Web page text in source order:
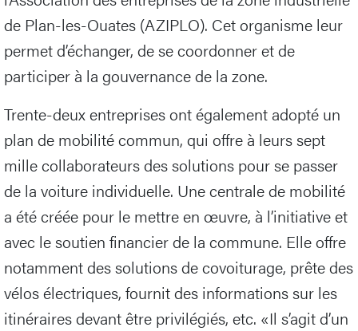
de Plan-les-Ouates (AZIPLO). Cet organisme leur
permet d’échanger, de se coordonner et de
participer à la gouvernance de la zone.
Trente-deux entreprises ont également adopté un
plan de mobilité commun, qui offre à leurs sept
mille collaborateurs des solutions pour se passer
de la voiture individuelle. Une centrale de mobilité
a été créée pour le mettre en œuvre, à l’initiative et
avec le soutien financier de la commune. Elle offre
notamment des solutions de covoiturage, prête des
vélos électriques, fournit des informations sur les
itinéraires devant être privilégiés, etc. «Il s’agit d’un